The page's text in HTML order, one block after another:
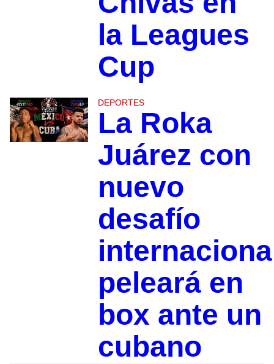
la Leagues
Cup
DEPORTES
La Roka
Juárez con
nuevo
desafío
peleará en
box ante un
cubano